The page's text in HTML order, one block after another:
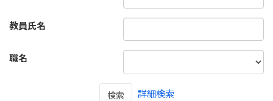
教員氏名
職名
検索
詳細検索